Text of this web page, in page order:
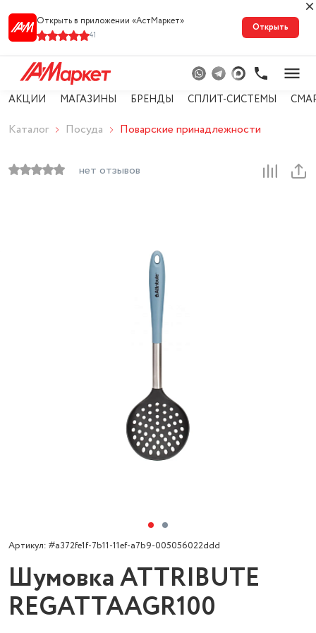
Открыть в приложении «АстМарке‪т‬»
41
Открыть
АКЦИИ МАГАЗИНЫ БРЕНДЫ СПЛИТ-СИСТЕМЫ
Каталог Посуда Поварские принадлежности
нет отзывов
Артикул: #a372fe1f-7b11-11ef-a7b9-005056022ddd
Шумовка ATTRIBUTE
REGATTAAGR100